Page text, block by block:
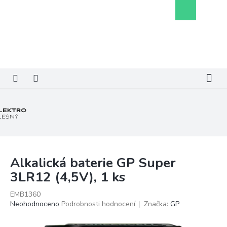
košík
Alkalická baterie GP Super
3LR12 (4,5V), 1 ks
EMB1360
Průměrné
Neohodnoceno Podrobnosti hodnocení Značka: GP